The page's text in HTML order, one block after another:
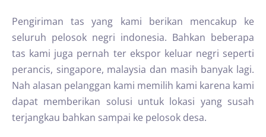
Pengiriman tas yang kami berikan mencakup ke
seluruh pelosok negri indonesia. Bahkan beberapa
tas kami juga pernah ter ekspor keluar negri seperti
perancis, singapore, malaysia dan masih banyak lagi.
Nah alasan pelanggan kami memilih kami karena kami
dapat memberikan solusi untuk lokasi yang susah
terjangkau bahkan sampai ke pelosok desa.